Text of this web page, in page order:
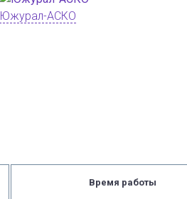
Южурал-АСКО
Время работы